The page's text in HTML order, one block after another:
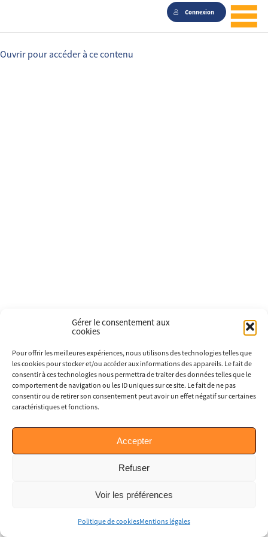
Gérer le consentement aux
cookies
Pour offrir les meilleures expériences, nous utilisons des technologies telles que
les cookies pour stocker et/ou accéder aux informations des appareils. Le fait de
consentir à ces technologies nous permettra de traiter des données telles que le
comportement de navigation ou les ID uniques sur ce site. Le fait de ne pas
consentir ou de retirer son consentement peut avoir un effet négatif sur certaines
caractéristiques et fonctions.
Accepter
Refuser
Voir les préférences
Politique de cookiesMentions légales
Connexion
Ouvrir pour accéder à ce contenu